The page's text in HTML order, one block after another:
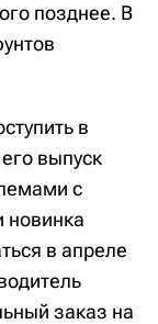
позднее. В
в
выпуск
с
новинка
в апреле
заказ на